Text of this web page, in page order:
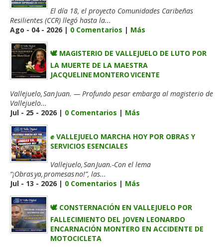
El día 18, el proyecto Comunidades Caribeñas
Resilientes (CCR) llegó hasta la...
Ago - 04 - 2026 | 0 Comentarios | Más
🕊️ MAGISTERIO DE VALLEJUELO DE LUTO POR
LA MUERTE DE LA MAESTRA
JACQUELINE MONTERO VICENTE
Vallejuelo, San Juan. — Profundo pesar embarga al magisterio de
Vallejuelo...
Jul - 25 - 2026 | 0 Comentarios | Más
✊ VALLEJUELO MARCHA HOY POR OBRAS Y
SERVICIOS ESENCIALES
Vallejuelo, San Juan.-Con el lema
“¡Obras ya, promesas no!”, las...
Jul - 13 - 2026 | 0 Comentarios | Más
🕊️ CONSTERNACIÓN EN VALLEJUELO POR
FALLECIMIENTO DEL JOVEN LEONARDO
ENCARNACIÓN MONTERO EN ACCIDENTE DE
MOTOCICLETA